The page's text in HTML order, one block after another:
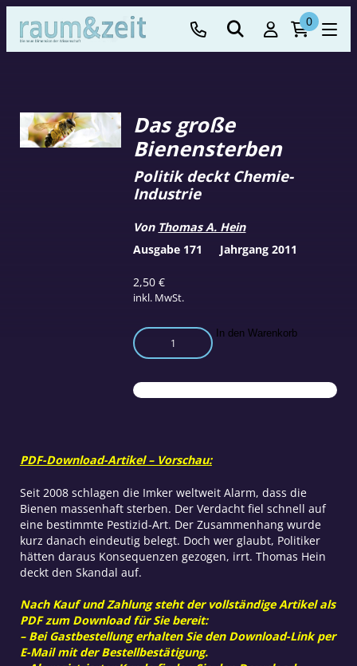
0
Das große
Bienensterben
2,50€
inkl. MwSt.
Politik deckt Chemie-
Industrie
Von Thomas A. Hein
Das
große
Menge
In den Warenkorb
Ausgabe 171 Jahrgang 2011
PDF-Download-Artikel – Vorschau:
Seit 2008 schlagen die Imker weltweit Alarm, dass die
Bienen massenhaft sterben. Der Verdacht fiel schnell auf
eine bestimmte Pestizid-Art. Der Zusammenhang wurde
kurz danach eindeutig belegt. Doch wer glaubt, Politiker
hätten daraus Konsequenzen gezogen, irrt. Thomas Hein
deckt den Skandal auf.
Nach Kauf und Zahlung steht der vollständige Artikel als
PDF zum Download für Sie bereit:
– Bei Gastbestellung erhalten Sie den Download-Link per
E-Mail mit der Bestellbestätigung.